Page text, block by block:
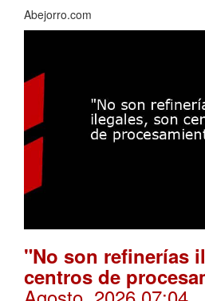
Abejorro.com
"No son refinerías
centros de